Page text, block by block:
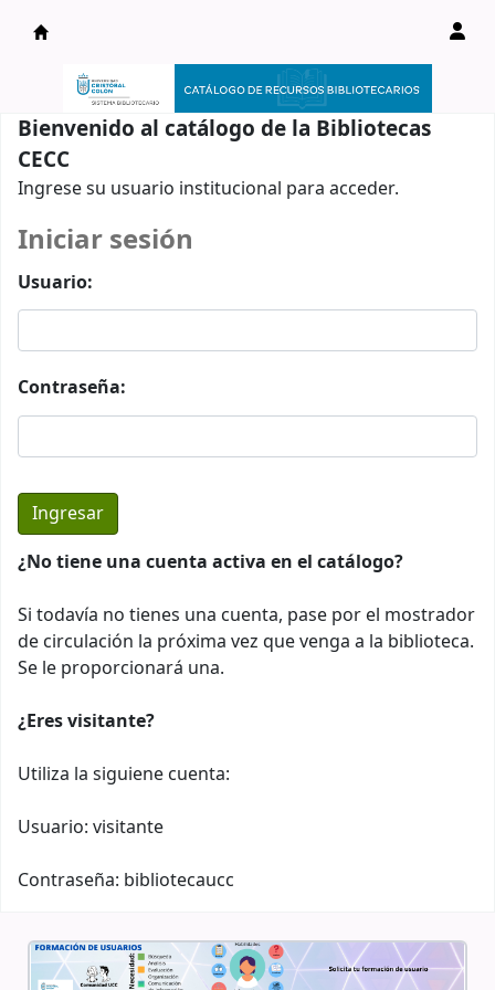
Catálogo en línea
Bienvenido al catálogo de la Bibliotecas
CECC
Ingrese su usuario institucional para acceder.
Iniciar sesión
Usuario:
Contraseña:
¿No tiene una cuenta activa en el catálogo?
Si todavía no tienes una cuenta, pase por el mostrador
de circulación la próxima vez que venga a la biblioteca.
Se le proporcionará una.
¿Eres visitante?
Utiliza la siguiene cuenta:
Usuario: visitante
Contraseña: bibliotecaucc